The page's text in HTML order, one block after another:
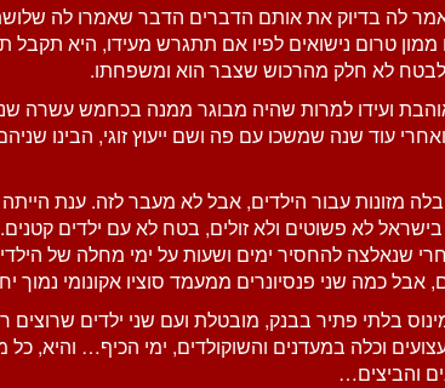
לה בדיוק את אותם הדברים הדבר שאמרו לה
טרום נישואים לפיו אם תתגרש מעידו, היא תקבל
לא חלק מהרכוש שצבר הוא ומשפחתו.
ועידו למרות שהיה מבוגר ממנה בכחמש עשרה
עוד שנה שמשכו עם פה ושם ייעוץ זוגי, הבינו
מזונות עבור הילדים, אבל לא מעבר לזה. ענת
לא פשוטים ולא זולים, בטח לא עם ילדים
שנאלצה להחסיר ימים ושעות על ימי מחלה של
כמה שני פנסיונרים ממעמד סוציו אקונומי נמוך
בלתי פתיר בבנק, מובטלת ועם שני ילדים
וכלה במעדנים והשוקולדים, ימי הכיף… והיא,
והביצים…